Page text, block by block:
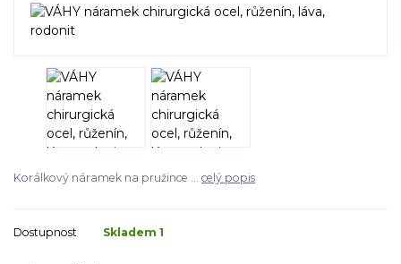
Korálkový náramek na pružince ... celý popis
Dostupnost Skladem 1